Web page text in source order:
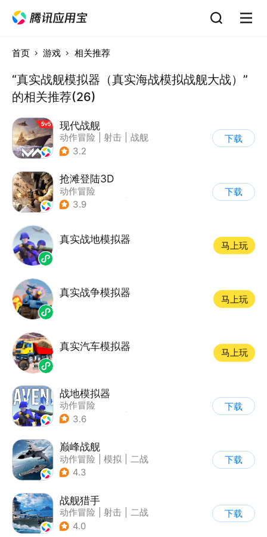
首页 游戏 相关推荐
“真实战舰模拟器（真实海战模拟战舰大战）”
的相关推荐(26)
现代战舰
动作冒险 射击
战舰
| 5v5
3.2
下载
抢滩登陆3D
动作冒险
| 第一人称射击
3.9
下载
真实战地模拟器
马上玩
真实战争模拟器
马上玩
真实汽车模拟器
马上玩
战地模拟器
动作冒险
| 第一人称射击
3.6
下载
巅峰战舰
动作冒险 模拟
二战
| 战术竞技
4.3
下载
战舰猎手
动作冒险 射击
二战
| 战术竞技
4.0
下载